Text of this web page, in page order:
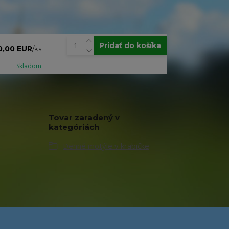
EUR/ks
Skladom
Pridať do košíka
Tovar zaradený v
kategóriách
Denné motýle v krabičke